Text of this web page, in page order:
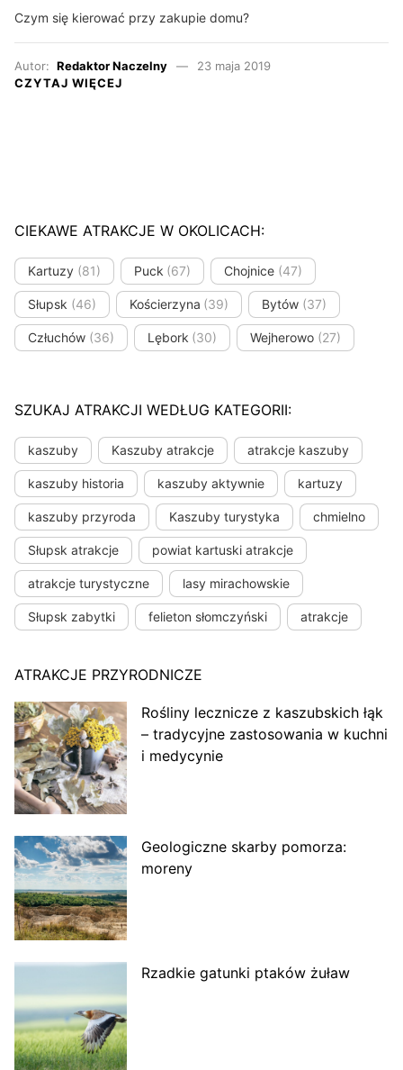
Czym się kierować przy zakupie domu?
Autor: Redaktor Naczelny
23 maja 2019
CZYTAJ WIĘCEJ
CIEKAWE ATRAKCJE W OKOLICACH:
Kartuzy (81) Puck (67) Chojnice (47)
Słupsk (46) Kościerzyna (39) Bytów (37)
Człuchów (36) Lębork (30) Wejherowo (27)
SZUKAJ ATRAKCJI WEDŁUG KATEGORII:
kaszuby Kaszuby atrakcje atrakcje kaszuby
kaszuby historia kaszuby aktywnie kartuzy
kaszuby przyroda Kaszuby turystyka chmielno
Słupsk atrakcje powiat kartuski atrakcje
atrakcje turystyczne lasy mirachowskie
Słupsk zabytki felieton słomczyński atrakcje
ATRAKCJE PRZYRODNICZE
Rośliny lecznicze z kaszubskich łąk
– tradycyjne zastosowania w kuchni
i medycynie
Geologiczne skarby pomorza:
moreny
Rzadkie gatunki ptaków żuław